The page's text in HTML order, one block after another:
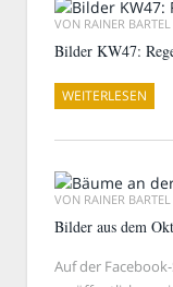
VON RAINER BARTEL
Bilder KW47:
WEITERLESEN
VON RAINER BARTEL
Bilder aus dem
Auf der